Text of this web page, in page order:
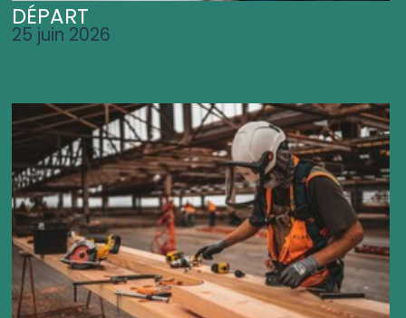
DÉPART
25 juin 2026